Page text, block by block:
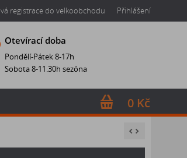
registrace do velkoobchodu Přihlášení
Otevírací doba
Pondělí-Pátek 8-17h
Sobota 8-11.30h sezóna
0 Kč